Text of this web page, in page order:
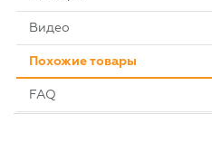
Видео
Похожие товары
FAQ